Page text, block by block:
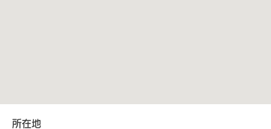
所在地